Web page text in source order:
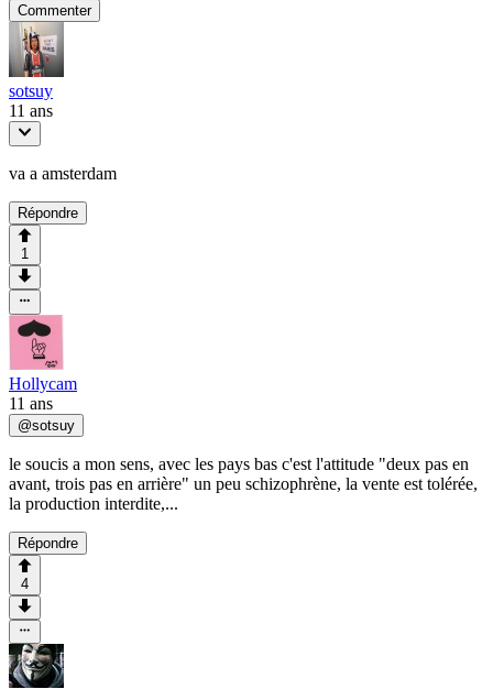
Commenter
sotsuy
11 ans
va a amsterdam
Répondre
1
Hollycam
11 ans
@sotsuy
le soucis a mon sens, avec les pays bas c'est l'attitude "deux pas en
avant, trois pas en arrière" un peu schizophrène, la vente est tolérée,
la production interdite,...
Répondre
4